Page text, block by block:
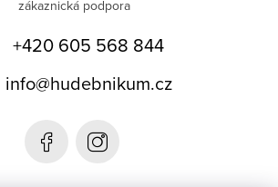
+420 605 568 844
info@hudebnikum.cz